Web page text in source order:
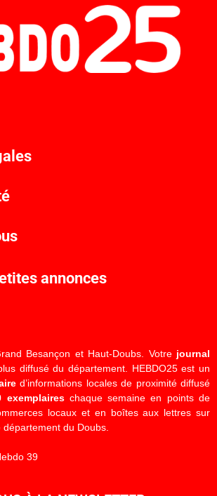
annonces
Besançon et Haut-Doubs. Votre journal
diffusé du département. HEBDO25 est un
d’informations locales de proximité diffusé
exemplaireschaque semaine en points de
locaux et en boîtes aux lettres sur
du Doubs.
39